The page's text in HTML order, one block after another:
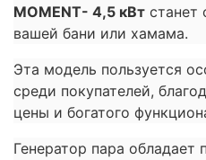
MOMENT- 4,5 кВт станет
вашей бани или хамама.
Эта модель пользуется
среди покупателей,
цены и богатого
Генератор пара